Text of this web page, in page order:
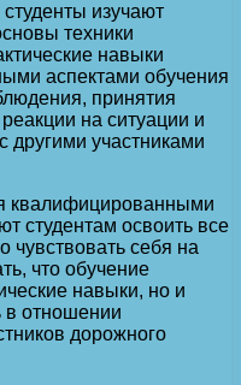
изучают
техники
навыки
аспектами обучения
принятия
на ситуации и
другими участниками
квалифицированными
студентам освоить все
себя на
что обучение
навыки, но и
в отношении
дорожного